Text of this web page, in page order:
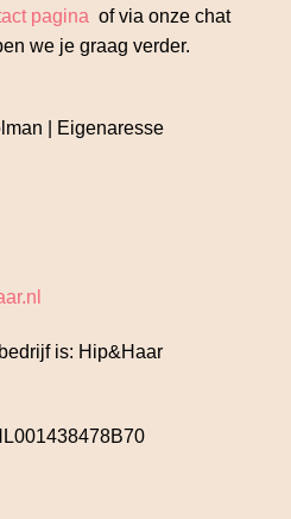
pagina of via onze chat
we je graag verder.
| Eigenaresse
is: Hip&Haar